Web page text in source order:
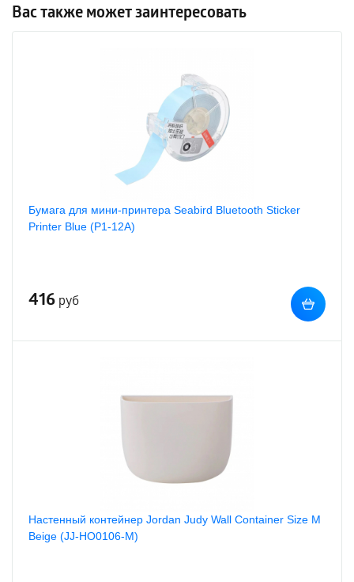
Вас также может заинтересовать
Бумага для мини-принтера Seabird Bluetooth Sticker
Printer Blue (P1-12A)
416 руб
Настенный контейнер Jordan Judy Wall Container Size M
Beige (JJ-HO0106-M)